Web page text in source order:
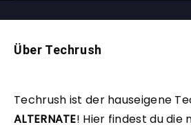
Über Techrush
Techrush ist der hauseigene
ALTERNATE! Hier findest du die